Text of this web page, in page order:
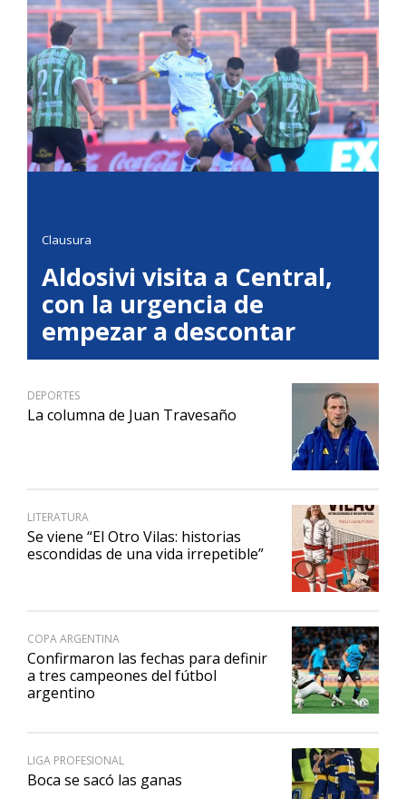
Clausura
Aldosivi visita a Central,
con la urgencia de
empezar a descontar
DEPORTES
La columna de Juan Travesaño
LITERATURA
Se viene “El Otro Vilas: historias
escondidas de una vida irrepetible”
COPA ARGENTINA
Confirmaron las fechas para definir
a tres campeones del fútbol
argentino
LIGA PROFESIONAL
Boca se sacó las ganas